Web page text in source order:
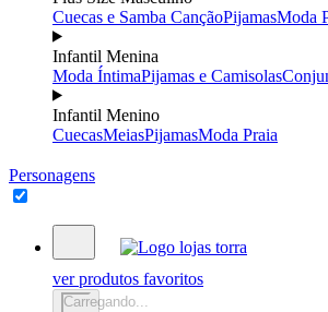
Cuecas e Samba CançãoPijamasModa
Infantil Menina
Moda ÍntimaPijamas e Camisolas
Infantil Menino
CuecasMeiasPijamasModa Praia
Personagens
ver produtos favoritos
Carregando...